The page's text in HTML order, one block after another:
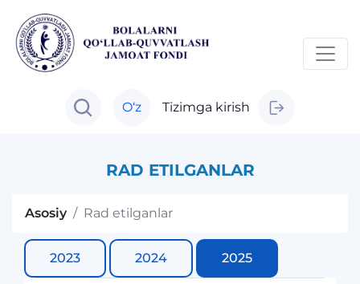
O‘z Tizimga kirish
RAD ETILGANLAR
Asosiy Rad etilganlar
2023 2024 2025